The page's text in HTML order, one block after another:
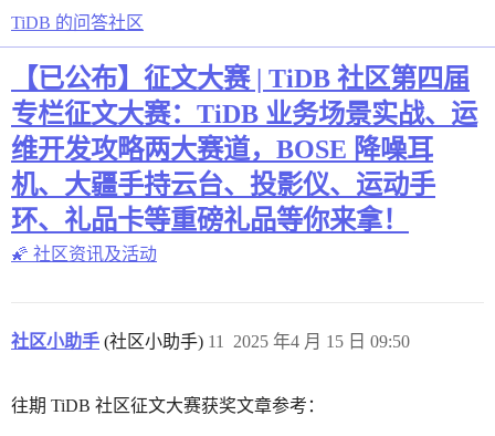
TiDB 的问答社区
【已公布】征文大赛 | TiDB 社区第四届
专栏征文大赛：TiDB 业务场景实战、运
维开发攻略两大赛道，BOSE 降噪耳
机、大疆手持云台、投影仪、运动手
环、礼品卡等重磅礼品等你来拿！
🌠 社区资讯及活动
社区小助手 (社区小助手) 2025 年4 月 15 日 09:50
11
往期 TiDB 社区征文大赛获奖文章参考：